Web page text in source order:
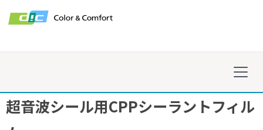
超音波シール用CPPシーラントフィル